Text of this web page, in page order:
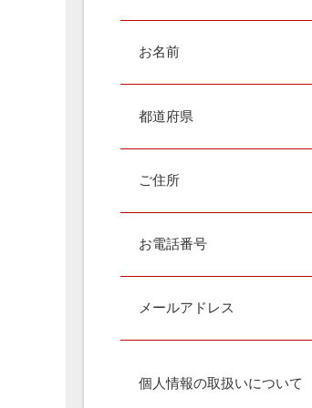
お名前
都道府県
ご住所
お電話番号
メールアドレス
個人情報の取扱いについて